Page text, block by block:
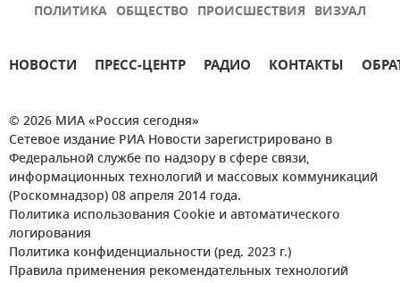
ПОЛИТИКА ОБЩЕСТВО ПРОИСШЕСТВИЯ ВИЗУАЛ
НОВОСТИ ПРЕСС-ЦЕНТР РАДИО КОНТАКТЫ
© 2026 МИА «Россия сегодня»
Сетевое издание РИА Новости зарегистрировано в
Федеральной службе по надзору в сфере связи,
информационных технологий и массовых коммуникаций
(Роскомнадзор) 08 апреля 2014 года.
Политика использования Cookie и автоматического
логирования
Политика конфиденциальности (ред. 2023 г.)
Правила применения рекомендательных технологий